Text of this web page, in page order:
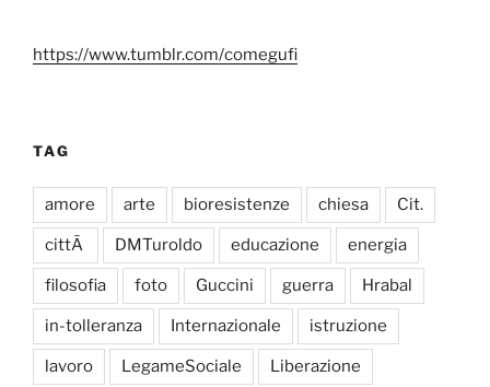
https://www.tumblr.com/comegufi
TAG
amore arte bioresistenze chiesa Cit.
cittÃ DMTuroldo educazione energia
filosofia foto Guccini guerra Hrabal
in-tolleranza Internazionale istruzione
lavoro LegameSociale Liberazione